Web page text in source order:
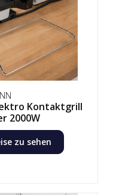
Kontaktgrill
2000W
zu sehen